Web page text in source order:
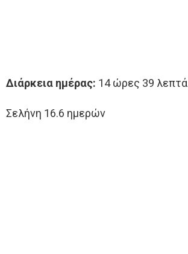
Διάρκεια ημέρας: 14 ώρες 39 λεπτά
Σελήνη 16.6 ημερών